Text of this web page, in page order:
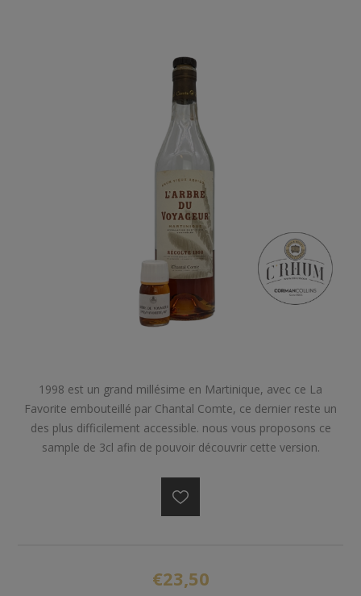
1998 est un grand millésime en Martinique, avec ce La
Favorite embouteillé par Chantal Comte, ce dernier reste un
des plus difficilement accessible. nous vous proposons ce
sample de 3cl afin de pouvoir découvrir cette version.
€23,50